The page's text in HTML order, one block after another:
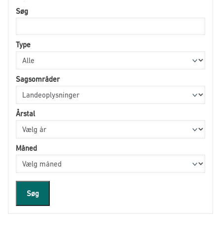
Søg
Type
Sagsområder
Årstal
Måned
Søg